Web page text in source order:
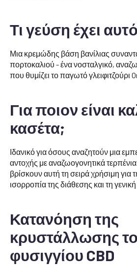
Τι γεύση έχει
Μια κρεμώδης βάση βανίλιας
πορτοκαλιού - ένα νοσταλγικό,
που θυμίζει το παγωτό γλειφιτζούρι
Για ποιον είναι
κασέτα;
Ιδανικό για όσους αναζητούν μια
αντοχής με αναζωογονητικά
βρίσκουν αυτή τη σειρά χρήσιμη για
ισορροπία της διάθεσης και τη γενική
Κατανόηση της
κρυστάλλωσης
φυσιγγίου CBD